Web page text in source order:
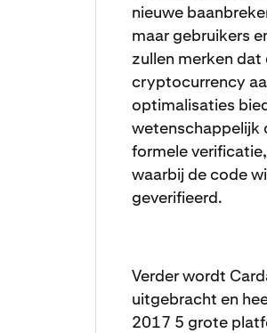
nieuwe
maar gebruikers
zullen merken dat
cryptocurrency
optimalisaties
wetenschappelijk
formele
waarbij de code
geverifieerd.
Verder wordt
uitgebracht en
2017 5 grote